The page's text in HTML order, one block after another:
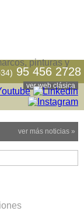
pinturas y
ver web clásica
95 456 2728
ver más noticias »